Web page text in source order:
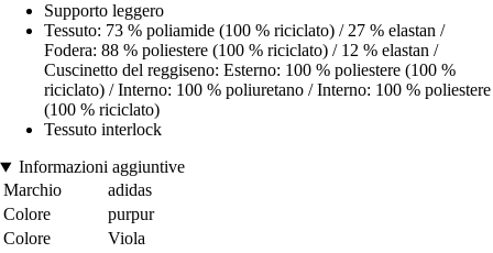
Supporto leggero
Tessuto: 73 % poliamide (100 % riciclato) / 27 % elastan /
Fodera: 88 % poliestere (100 % riciclato) / 12 % elastan /
Cuscinetto del reggiseno: Esterno: 100 % poliestere (100 %
riciclato) / Interno: 100 % poliuretano / Interno: 100 % poliestere
(100 % riciclato)
Tessuto interlock
Informazioni aggiuntive
Marchio
adidas
Colore
purpur
Colore
Viola